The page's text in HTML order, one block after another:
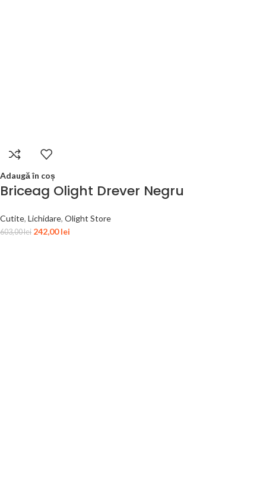
Adaugă în coș
Briceag Olight Drever Negru
Cutite, Lichidare, Olight Store
603,00lei 242,00lei